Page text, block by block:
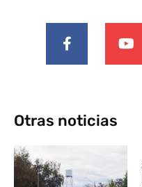
Otras noticias